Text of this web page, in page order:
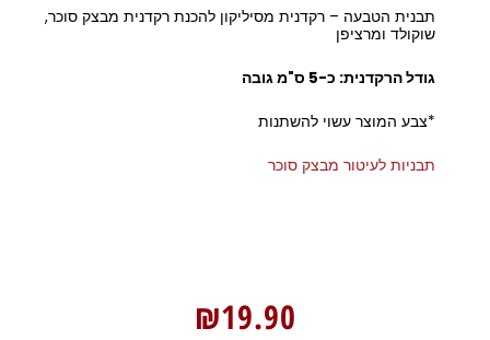
תבנית הטבעה – רקדנית מסיליקון להכנת רקדנית מבצק סוכר,
שוקולד ומרציפן
גודל הרקדנית: כ-5 ס"מ גובה
*צבע המוצר עשוי להשתנות
תבניות לעיטור מבצק סוכר
₪19.90